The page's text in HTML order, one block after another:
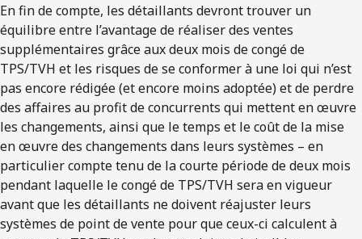
En fin de compte, les détaillants devront trouver un
équilibre entre l’avantage de réaliser des ventes
supplémentaires grâce aux deux mois de congé de
TPS/TVH et les risques de se conformer à une loi qui n’est
pas encore rédigée (et encore moins adoptée) et de perdre
des affaires au profit de concurrents qui mettent en œuvre
les changements, ainsi que le temps et le coût de la mise
en œuvre des changements dans leurs systèmes – en
particulier compte tenu de la courte période de deux mois
pendant laquelle le congé de TPS/TVH sera en vigueur
avant que les détaillants ne doivent réajuster leurs
systèmes de point de vente pour que ceux-ci calculent à